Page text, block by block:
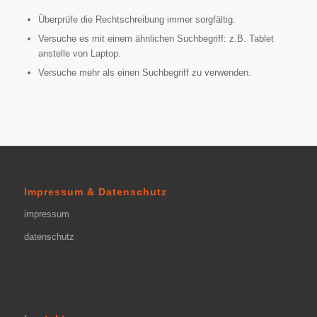
Überprüfe die Rechtschreibung immer sorgfältig.
Versuche es mit einem ähnlichen Suchbegriff: z.B. Tablet
anstelle von Laptop.
Versuche mehr als einen Suchbegriff zu verwenden.
Impressum & Datenschutz
impressum
datenschutz